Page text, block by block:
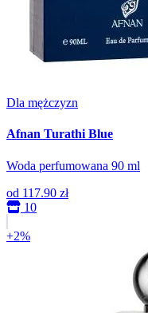
Dla mężczyzn
Afnan Turathi Blue
Woda perfumowana 90 ml
od 117.90 zł
10
+2%